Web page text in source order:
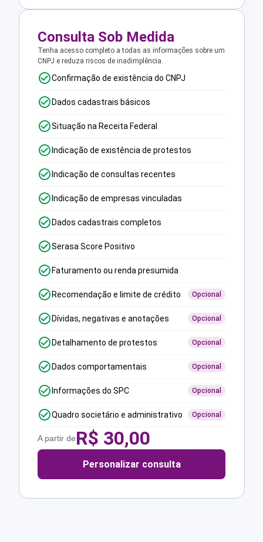
Consulta Sob Medida
Tenha acesso completo a todas as informações sobre um
CNPJ e reduza riscos de inadimplência.
Confirmação de existência do CNPJ
Dados cadastrais básicos
Situação na Receita Federal
Indicação de existência de protestos
Indicação de consultas recentes
Indicação de empresas vinculadas
Dados cadastrais completos
Serasa Score Positivo
Faturamento ou renda presumida
Recomendação e limite de crédito Opcional
Dívidas, negativas e anotações Opcional
Detalhamento de protestos Opcional
Dados comportamentais Opcional
Informações do SPC Opcional
Quadro societário e administrativo Opcional
A partir deR$ 30,00
Personalizar consulta